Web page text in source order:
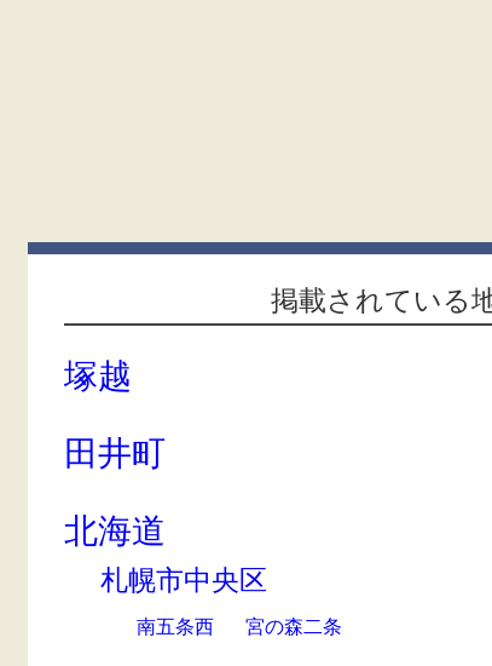
掲載されている
塚越
田井町
北海道
札幌市中央区
南五条西 宮の森二条